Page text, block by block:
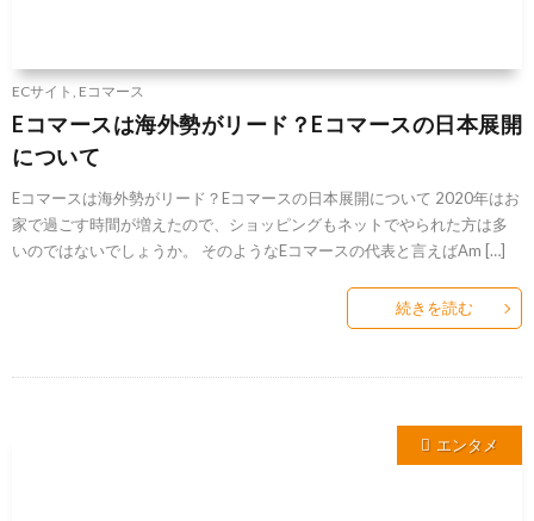
ECサイト , Eコマース
Eコマースは海外勢がリード？Eコマースの日本展開
について
Eコマースは海外勢がリード？Eコマースの日本展開について 2020年はお
家で過ごす時間が増えたので、ショッピングもネットでやられた方は多
いのではないでしょうか。 そのようなEコマースの代表と言えばAm […]
続きを読む
エンタメ